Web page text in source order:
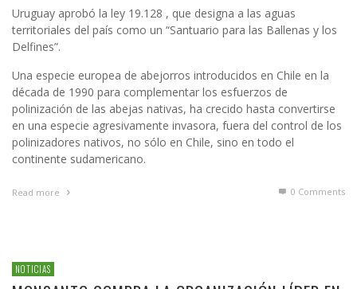
Uruguay aprobó la ley 19.128 , que designa a las aguas
territoriales del país como un “Santuario para las Ballenas y los
Delfines”.
Una especie europea de abejorros introducidos en Chile en la
década de 1990 para complementar los esfuerzos de
polinización de las abejas nativas, ha crecido hasta convertirse
en una especie agresivamente invasora, fuera del control de los
polinizadores nativos, no sólo en Chile, sino en todo el
continente sudamericano.
Read more 0 Comments
NOTICIAS